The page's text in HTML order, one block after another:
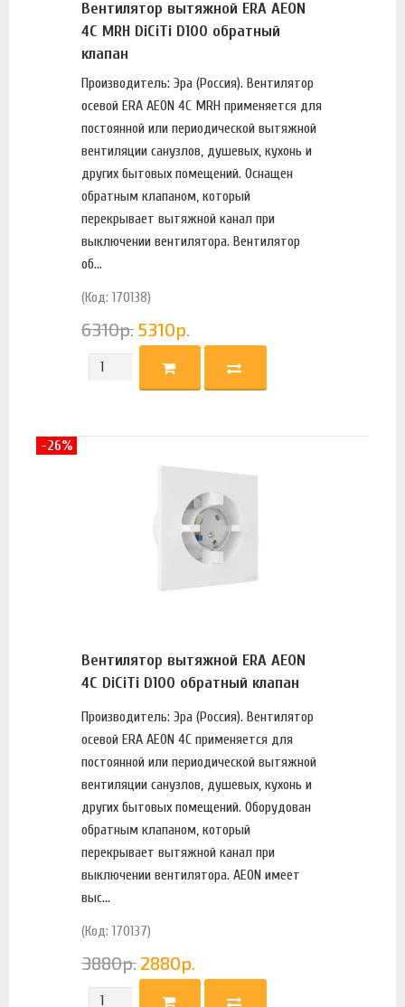
Вентилятор вытяжной ERA AEON
4C MRH DiCiTi D100 обратный
клапан
Производитель: Эра (Россия). Вентилятор
осевой ERA AEON 4C MRH применяется для
постоянной или периодической вытяжной
вентиляции санузлов, душевых, кухонь и
других бытовых помещений. Оснащен
обратным клапаном, который
перекрывает вытяжной канал при
выключении вентилятора. Вентилятор
об...
(Код: 170138)
6310р. 5310р.
Вентилятор вытяжной ERA AEON
4С DiCiTi D100 обратный клапан
Производитель: Эра (Россия). Вентилятор
осевой ERA AEON 4C применяется для
постоянной или периодической вытяжной
вентиляции санузлов, душевых, кухонь и
других бытовых помещений. Оборудован
обратным клапаном, который
перекрывает вытяжной канал при
выключении вентилятора. AEON имеет
выс...
(Код: 170137)
3880р. 2880р.
-26%